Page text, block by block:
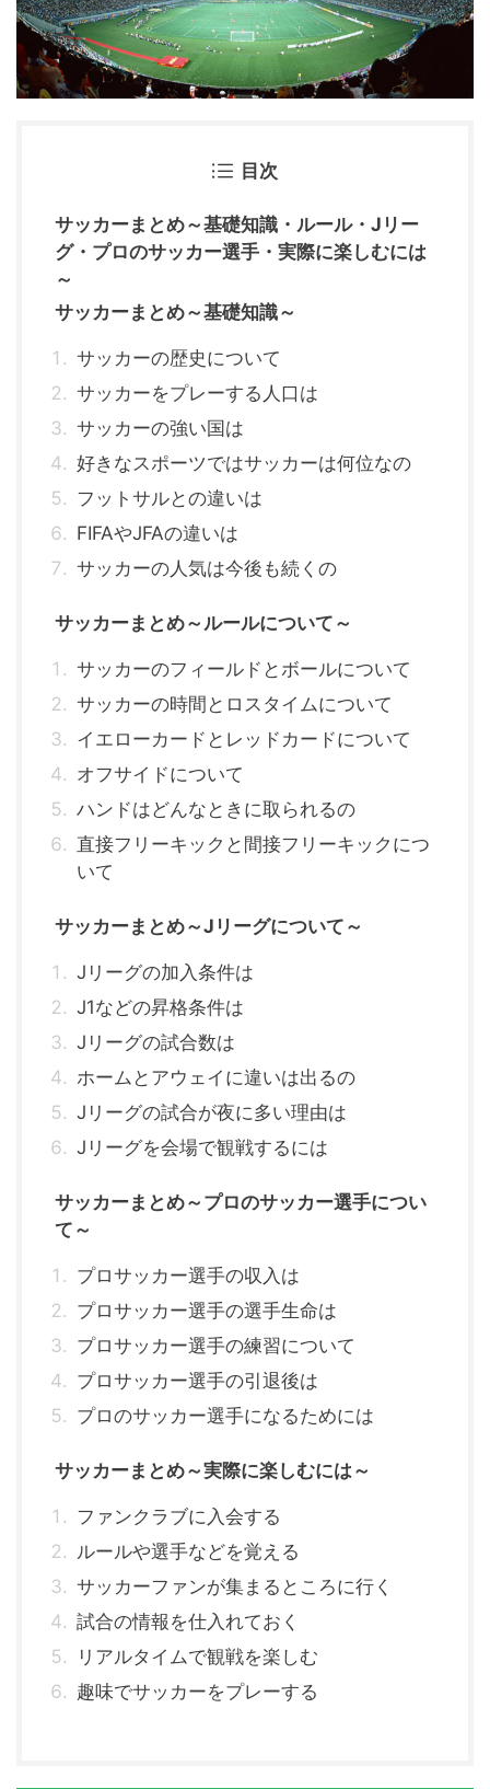
目次
サッカーまとめ～基礎知識・ルール・Jリー
グ・プロのサッカー選手・実際に楽しむには
～
サッカーまとめ～基礎知識～
サッカーの歴史について
サッカーをプレーする人口は
サッカーの強い国は
好きなスポーツではサッカーは何位なの
フットサルとの違いは
FIFAやJFAの違いは
サッカーの人気は今後も続くの
サッカーまとめ～ルールについて～
サッカーのフィールドとボールについて
サッカーの時間とロスタイムについて
イエローカードとレッドカードについて
オフサイドについて
ハンドはどんなときに取られるの
直接フリーキックと間接フリーキックにつ
いて
サッカーまとめ～Jリーグについて～
Jリーグの加入条件は
J1などの昇格条件は
Jリーグの試合数は
ホームとアウェイに違いは出るの
Jリーグの試合が夜に多い理由は
Jリーグを会場で観戦するには
サッカーまとめ～プロのサッカー選手につい
て～
プロサッカー選手の収入は
プロサッカー選手の選手生命は
プロサッカー選手の練習について
プロサッカー選手の引退後は
プロのサッカー選手になるためには
サッカーまとめ～実際に楽しむには～
ファンクラブに入会する
ルールや選手などを覚える
サッカーファンが集まるところに行く
試合の情報を仕入れておく
リアルタイムで観戦を楽しむ
趣味でサッカーをプレーする